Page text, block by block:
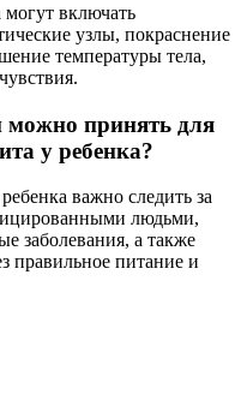
включать
узлы, покраснение
температуры тела,
принять для
у ребенка?
важно следить за
людьми,
заболевания, а также
правильное питание и